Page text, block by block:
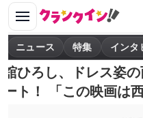
ニュース 特集 インタ
舘ひろし、ドレス姿
ート！ 「この映画は